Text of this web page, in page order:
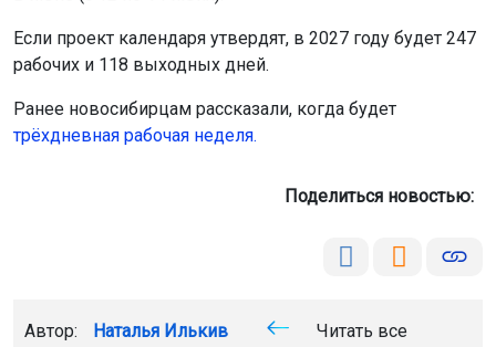
Если проект календаря утвердят, в 2027 году будет 247
рабочих и 118 выходных дней.
Ранее новосибирцам рассказали, когда будет
трёхдневная рабочая неделя.
Поделиться новостью:
Автор: Наталья Илькив Читать все